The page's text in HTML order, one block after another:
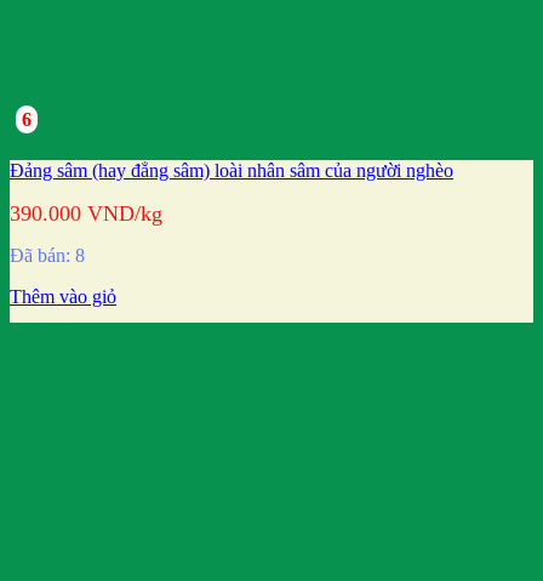
6
Đảng sâm (hay đẳng sâm) loài nhân sâm của người nghèo
390.000 VND/kg
Đã bán: 8
Thêm vào giỏ